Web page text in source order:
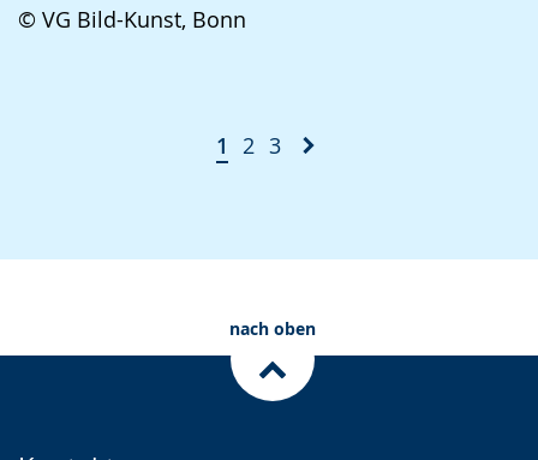
© VG Bild-Kunst, Bonn
1 2 3
nach oben